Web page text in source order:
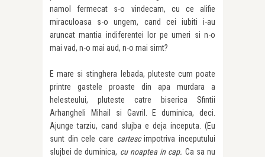
namol fermecat s-o vindecam, cu ce alifie
miraculoasa s-o ungem, cand cei iubiti i-au
aruncat mantia indiferentei lor pe umeri si n-o
mai vad, n-o mai aud, n-o mai simt?
E mare si stinghera lebada, pluteste cum poate
printre gastele proaste din apa murdara a
helesteului, pluteste catre biserica Sfintii
Arhangheli Mihail si Gavril. E duminica, deci.
Ajunge tarziu, cand slujba e deja inceputa. (Eu
sunt din cele care cartescimpotriva inceputului
slujbei de duminica, cu noaptea in cap. Ca sa nu